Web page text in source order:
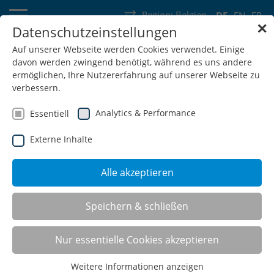
DE EN FR
Region: Belgien
Deutschland Schweiz Österreich Belgien Frankreich
Luxemburg Niederlande Wallonie
SHOP
Regalsysteme
✕
Datenschutzeinstellungen
Auf unserer Webseite werden Cookies verwendet. Einige
davon werden zwingend benötigt, während es uns andere
ermöglichen, Ihre Nutzererfahrung auf unserer Webseite zu
verbessern.
Essentiell Analytics & Performance
Externe Inhalte
Alle akzeptieren
Speichern & schließen
Nur essentielle Cookies akzeptieren
Weitere Informationen anzeigen